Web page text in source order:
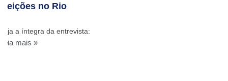
eleições no Rio
Veja a íntegra da entrevista:
Leia mais »